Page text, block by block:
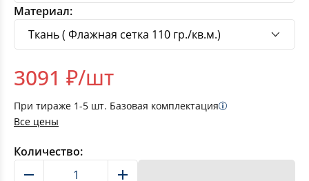
Материал:
3091 ₽/шт
При тираже 1-5 шт. Базовая комплектация
Все цены
Количество: